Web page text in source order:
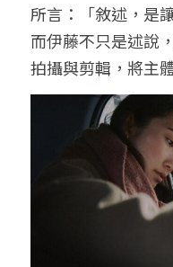
所言：「敘述，是
而伊藤不只是述說
拍攝與剪輯，將主